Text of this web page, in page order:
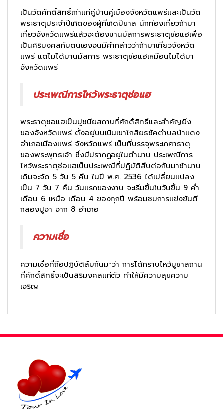
เป็นวัดศักดิ์สิทธิ์เก่าแก่คู่บ้านคู่เมืองจังหวัดแพร่และเป็นวัด
พระธาตุประจำปีเกิดของผู้ที่เกิดปีขาล นักท่องเที่ยวถ้ามา
เที่ยวจังหวัดแพร่แล้วจะต้องมานมัสการพระธาตุช่อแฮเพื่อ
เป็นศิริมงคลกับตนเองจนมีคำกล่าวว่าถ้ามาเที่ยวจังหวัด
แพร่ แต่ไม่ได้มานมัสการ พระธาตุช่อแฮเหมือนไม่ได้มา
จังหวัดแพร่
ประเพณีการไหว้พระธาตุช่อแฮ
พระธาตุชอแฮเป็นปูชนียสถานที่ศักดิ์สิทธิ์และสำคัญยิ่ง
ของจังหวัดแพร่ ตั้งอยู่บนเนินเขาโกสิยธชัคตำบลป่าแดง
อำเภอเมืองแพร่ จังหวัดแพร่ เป็นที่บรรจุพระเกศาธาตุ
ของพระพุทธเจ้า ซึ่งมีปรากฏอยู่ในตำนาน ประเพณีการ
ไหว้พระธาตุช่อแฮเป็นประเพณีที่ปฏิบัติสืบต่อกันมาช้านาน
เดิมจะจัด 5 วัน 5 คืน ในปี พ.ศ. 2536 ได้เปลี่ยนแปลง
เป็น 7 วัน 7 คืน วันแรกของงาน จะเริ่มขึ้นในวันขึ้น 9 ค่ำ
เดือน 6 เหนือ เดือน 4 ของทุกปี พร้อมชมการแข่งขันตี
กลองปูจา จาก 8 อำเภอ
ความเชื่อ
ความเชื่อที่ถือปฏิบัติสืบกันมาว่า การได้กราบไหว้บูชาสถาน
ที่ศักดิ์สิทธิ์จะเป็นสิริมงคลแก่ตัว ทำให้มีความสุขความ
เจริญ